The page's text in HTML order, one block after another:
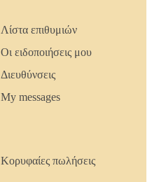
Λίστα επιθυμιών
Οι ειδοποιήσεις μου
Διευθύνσεις
My messages
Κορυφαίες πωλήσεις